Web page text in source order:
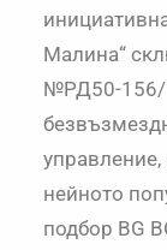
Малина“
№РД50-156/
нейното
подбор BG